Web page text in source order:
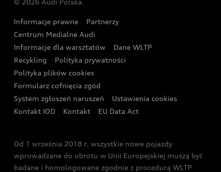
Wyszukaj najbliższego Partnera Audi
Oferta dla przedsiębiorców
Oferta dla klientów prywatnych
Kalkulator rat
Ubezpieczenie
Audi exclusive
Zasięg
Gwarancja
Akcje serwisowe Audi
Katalog online akcesoriów
Audi i Muzeum Sztuki Nowoczesnej w Warszawie
Audi driving experience
Audi quattro Cup
Audi i Puchar Świata w Skokach Narciarskich w
Zakopanem
© 2026 Audi Polska.
Informacje prawne
Partnerzy
Centrum Medialne Audi
Informacje dla warsztatów
Dane WLTP
Recykling
Polityka prywatności
Polityka plików cookies
Formularz cofnięcia zgód
System zgłoszeń naruszeń
Ustawienia cookies
Kontakt IOD
Kontakt EU Data Act
Od 1 września 2018 r. wszystkie nowe pojazdy
wprowadzane do obrotu w Unii Europejskiej muszą być
badane i homologowane zgodnie z procedurą WLTP